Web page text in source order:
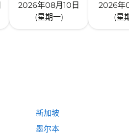
2026年08月10日
(星期一)
2026年
(星
新加坡
墨尔本